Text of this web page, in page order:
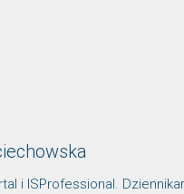
i ISProfessional.